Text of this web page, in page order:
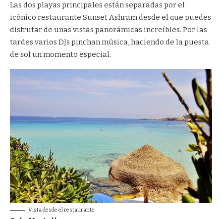
Las dos playas principales están separadas por el
icónico restaurante Sunset Ashram desde el que puedes
disfrutar de unas vistas panorámicas increíbles. Por las
tardes varios DJs pinchan música, haciendo de la puesta
de sol un momento especial.
Vista desde el restaurante